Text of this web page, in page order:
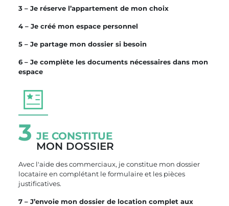
3 – Je réserve l’appartement de mon choix
4 – Je créé mon espace personnel
5 – Je partage mon dossier si besoin
6 – Je complète les documents nécessaires dans mon
espace
3 JE CONSTITUE
MON DOSSIER
Avec l'aide des commerciaux, je constitue mon dossier
locataire en complétant le formulaire et les pièces
justificatives.
7 – J’envoie mon dossier de location complet aux